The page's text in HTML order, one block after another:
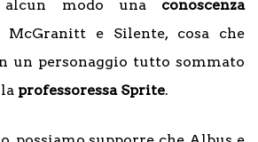
alcun modo una conoscenza
e Silente, cosa che
un personaggio tutto sommato
professoressa Sprite.